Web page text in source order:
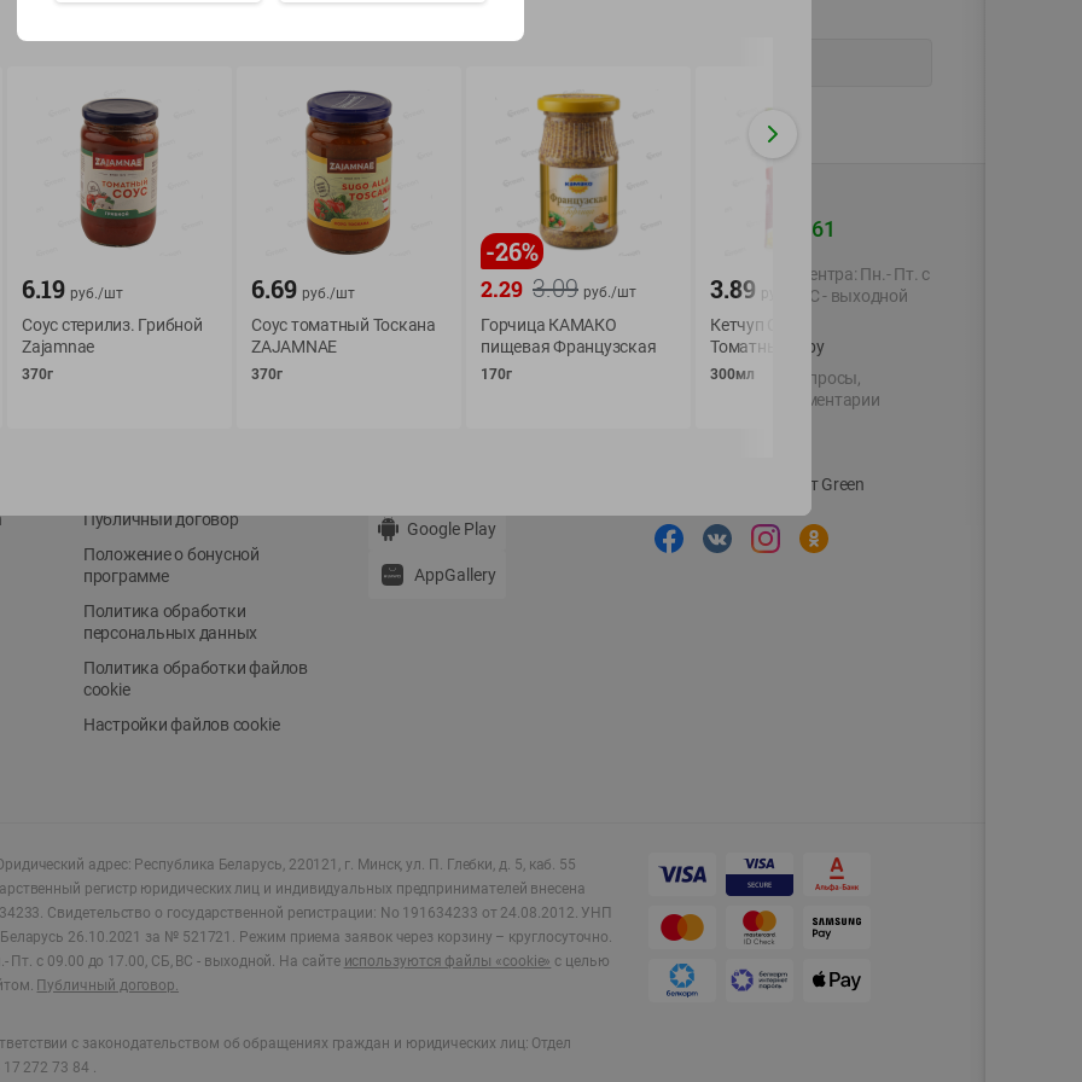
О сервисе
Возврат товара
Публичный договор
Положение о бонусной
программе
Политика обработки
персональных данных
Политика обработки файлов
cookie
Настройки файлов cookie
Мой Green
История покупок
Обратная связь
Google Play
AppGallery
+375 44 560-60-61
Время работы Call-центра: Пн.- Пт. с
09.00 до 17.00, СБ, ВС - выходной
shop@green-market.by
Пишите нам свои вопросы,
предложения и комментарии
Корпоративный сайт Green
адрес: Республика Беларусь, 220121, г. Минск, ул. П. Глебки, д. 5, каб. 55
регистр юридических лиц и индивидуальных предпринимателей внесена
Свидетельство о государственной регистрации: No 191634233 от 24.08.2012. УНП
26.10.2021 за № 521721. Режим приема заявок через корзину – круглосуточно.
Пт. с 09.00 до 17.00, СБ, ВС - выходной. На сайте используются файлы «cookie» с целью
Публичный договор.
с законодательством об обращениях граждан и юридических лиц: Отдел
272 73 84 .
6.19 руб./шт
Соус стерилиз. Грибной
Zajamnae
370г
6.69 руб./шт
Соус томатный Тоскана
ZAJAMNAE
370г
-26%
3.09
2.29 руб./шт
Горчица КАМАКО
пищевая Французская
170г
3.89 руб./ шт
Кетчуп Слобода
Томатный
300мл